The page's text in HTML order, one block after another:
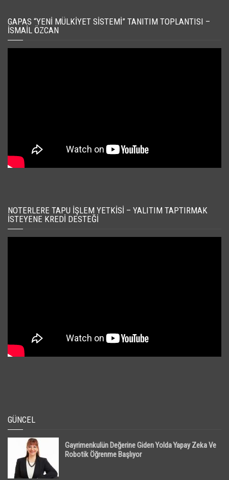
GAPAS “YENI MÜLKIYET SISTEMI” TANITIM TOPLANTISI –
İSMAIL ÖZCAN
NOTERLERE TAPU İŞLEM YETKISI – YALITIM TAPTIRMAK
İSTEYENE KREDI DESTEĞI
GÜNCEL
Gayrimenkulün Değerine Giden Yolda Yapay Zeka Ve
Robotik Öğrenme Başlıyor